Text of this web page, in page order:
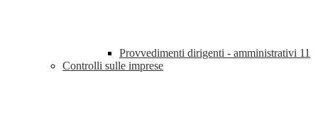
Provvedimenti dirigenti - amministrativi 11
Controlli sulle imprese